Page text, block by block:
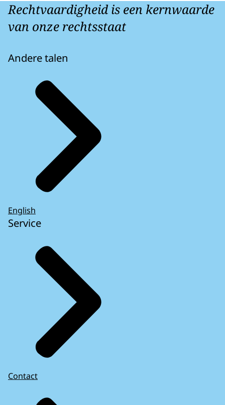
Rechtvaardigheid is een kernwaarde
van onze rechtsstaat
Andere talen
English
Service
Contact